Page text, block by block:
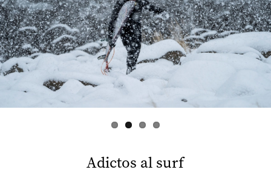
Adictos al surf